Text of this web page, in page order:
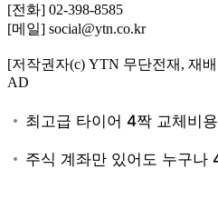
[전화] 02-398-8585
[메일] social@ytn.co.kr
[저작권자(c) YTN 무단전재, 재
AD